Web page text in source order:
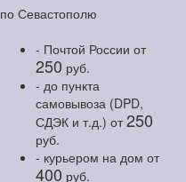
по Севастополю
- Почтой России от
250 руб.
- до пункта
самовывоза (DPD,
СДЭК и т.д.) от250
руб.
- курьером на дом от
400 руб.